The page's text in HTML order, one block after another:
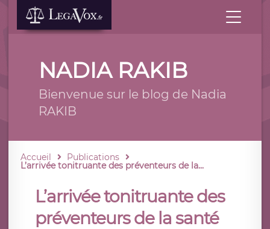
NADIA RAKIB
Bienvenue sur le blog de Nadia
RAKIB
Accueil Publications
L’arrivée tonitruante des préventeurs de la...
L’arrivée tonitruante des
préventeurs de la santé